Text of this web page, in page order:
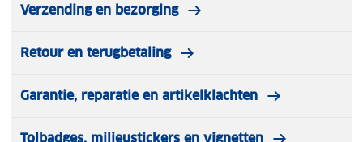
Verzending en bezorging
Retour en terugbetaling
Garantie, reparatie en artikelklachten
Tolbadges, milieustickers en vignetten